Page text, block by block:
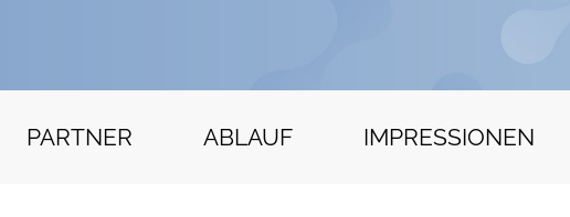
PARTNER ABLAUF IMPRESSIONEN